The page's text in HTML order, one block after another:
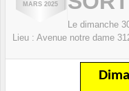
MARS 2025
Le dimanche
Lieu : Avenue notre dame